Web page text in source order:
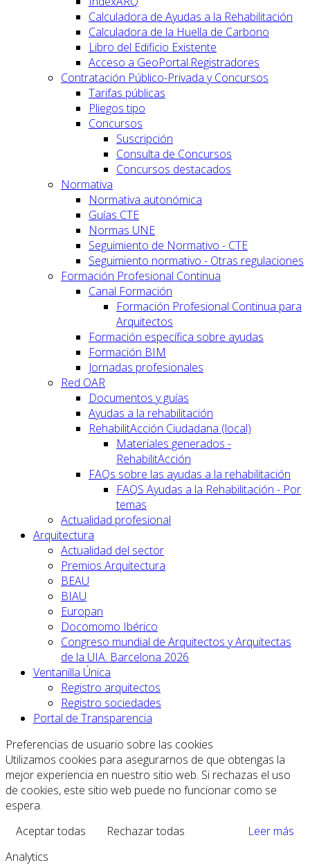
Calculadora de Ayudas a la Rehabilitación
Calculadora de la Huella de Carbono
Libro del Edificio Existente
Acceso a GeoPortal.Registradores
Contratación Público-Privada y Concursos
Tarifas públicas
Pliegos tipo
Concursos
Suscripción
Consulta de Concursos
Concursos destacados
Normativa
Normativa autonómica
Guías CTE
Normas UNE
Seguimiento de Normativo - CTE
Seguimiento normativo - Otras regulaciones
Formación Profesional Continua
Canal Formación
Formación Profesional Continua para
Arquitectos
Formación específica sobre ayudas
Formación BIM
Jornadas profesionales
Red OAR
Documentos y guías
Ayudas a la rehabilitación
RehabilitAcción Ciudadana (local)
Materiales generados -
RehabilitAcción
FAQs sobre las ayudas a la rehabilitación
FAQS Ayudas a la Rehabilitación - Por
temas
Actualidad profesional
Arquitectura
Actualidad del sector
Premios Arquitectura
BEAU
BIAU
Europan
Docomomo Ibérico
Congreso mundial de Arquitectos y Arquitectas
de la UIA. Barcelona 2026
Ventanilla Única
Registro arquitectos
Registro sociedades
Portal de Transparencia
Preferencias de usuario sobre las cookies
Utilizamos cookies para asegurarnos de que obtengas la
mejor experiencia en nuestro sitio web. Si rechazas el uso
de cookies, este sitio web puede no funcionar como se
espera.
Aceptar todas
Rechazar todas
Leer más
Analytics